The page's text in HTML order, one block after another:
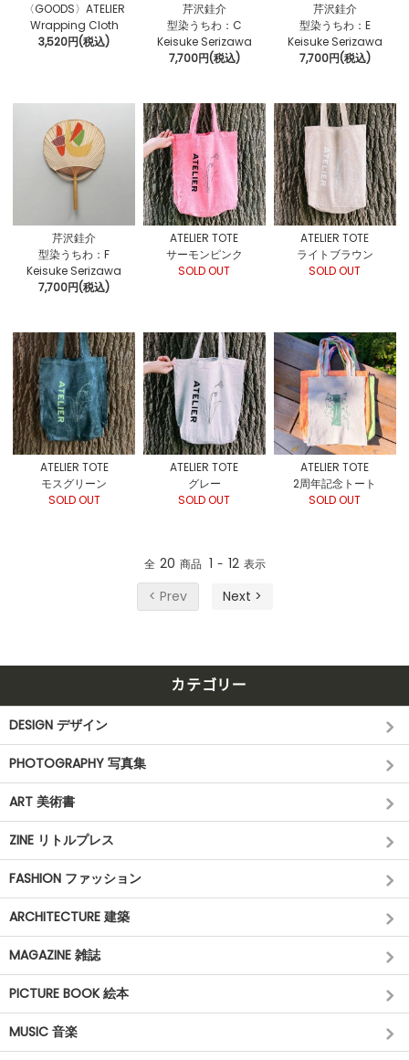
〈GOODS〉ATELIER
Wrapping Cloth
3,520円(税込)
芹沢銈介
型染うちわ：C
Keisuke Serizawa
7,700円(税込)
芹沢銈介
型染うちわ：E
Keisuke Serizawa
7,700円(税込)
芹沢銈介
型染うちわ：F
Keisuke Serizawa
7,700円(税込)
ATELIER TOTE
サーモンピンク
SOLD OUT
ATELIER TOTE
ライトブラウン
SOLD OUT
ATELIER TOTE
モスグリーン
SOLD OUT
ATELIER TOTE
グレー
SOLD OUT
ATELIER TOTE
2周年記念トート
SOLD OUT
全 20 商品 1 - 12 表示
< Prev Next >
カテゴリー
DESIGN デザイン
PHOTOGRAPHY 写真集
ART 美術書
ZINE リトルプレス
FASHION ファッション
ARCHITECTURE 建築
MAGAZINE 雑誌
PICTURE BOOK 絵本
MUSIC 音楽